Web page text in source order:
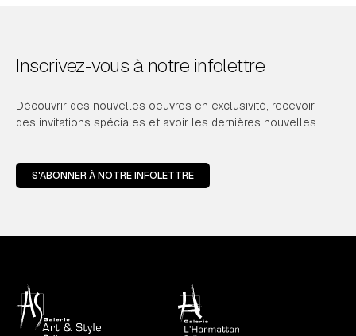
Inscrivez-vous à notre infolettre
Découvrir des nouvelles oeuvres en exclusivité, recevoir
des invitations spéciales et avoir les dernières nouvelles
S'ABONNER À NOTRE INFOLETTRE